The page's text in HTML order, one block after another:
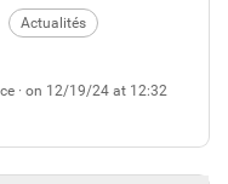
du jour
Actualités
· on 12/19/24 at 12:32